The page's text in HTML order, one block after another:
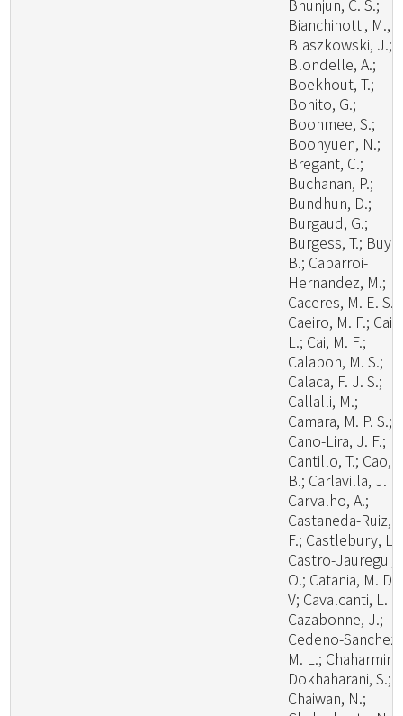
Bhunjun, C. S.;
Bianchinotti, M.,
Blaszkowski, J.;
Blondelle, A.;
Boekhout, T.;
Bonito, G.;
Boonmee, S.;
Boonyuen, N.;
Bregant, C.;
Buchanan, P.;
Bundhun, D.;
Burgaud, G.;
Burgess, T.;
B.; Cabarroi-
Hernandez, M.;
Caceres, M. E. S.;
Caeiro, M. F.; Cai,
L.; Cai, M. F.;
Calabon, M. S.;
Calaca, F. J. S.;
Callalli, M.;
Camara, M. P. S.;
Cano-Lira, J. F.;
Cantillo, T.; Cao,
B.; Carlavilla, J.
Carvalho, A.;
Castaneda-Ruiz,
F.; Castlebury, L.;
Castro-Jauregui,
O.; Catania, M. D.,
V; Cavalcanti, L.
Cazabonne, J.;
Cedeno-Sanchez,
M. L.; Chaharmiri-
Dokhaharani, S.;
Chaiwan, N.;